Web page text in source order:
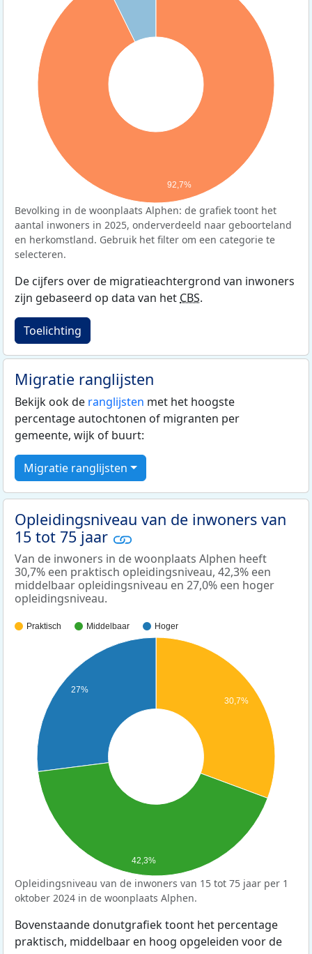
92,7%
Bevolking in de woonplaats Alphen: de grafiek toont het
aantal inwoners in 2025, onderverdeeld naar geboorteland
en herkomstland. Gebruik het filter om een categorie te
selecteren.
De cijfers over de migratieachtergrond van inwoners
zijn gebaseerd op data van het CBS.
Toelichting
Migratie ranglijsten
Bekijk ook de ranglijsten met het hoogste
percentage autochtonen of migranten per
gemeente, wijk of buurt:
Migratie ranglijsten
Opleidingsniveau van de inwoners van
15 tot 75 jaar
Van de inwoners in de woonplaats Alphen heeft
30,7% een praktisch opleidingsniveau, 42,3% een
middelbaar opleidingsniveau en 27,0% een hoger
opleidingsniveau.
Praktisch Middelbaar Hoger
30,7%
27%
42,3%
Opleidingsniveau van de inwoners van 15 tot 75 jaar per 1
oktober 2024 in de woonplaats Alphen.
Bovenstaande donutgrafiek toont het percentage
praktisch, middelbaar en hoog opgeleiden voor de